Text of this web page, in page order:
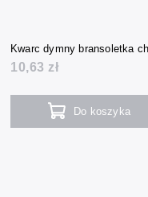
Kwarc dymny bransoletka
10,63 zł
Do koszyka